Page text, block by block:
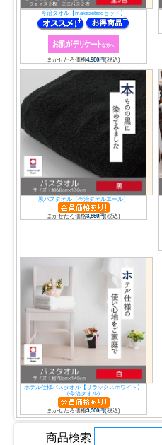
今治タオル【makasetaroセット】
まかせたろ価格4,980円(税込)
黒バスタオル〔今治タオルエール〕
まかせたろ価格3,850円(税込)
ホテル仕様バスタオル【リラックスホワイト】
（今治タオル）
まかせたろ価格3,300円(税込)
商品検索